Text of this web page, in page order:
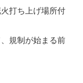
打ち上げ場所付
規制が始まる前